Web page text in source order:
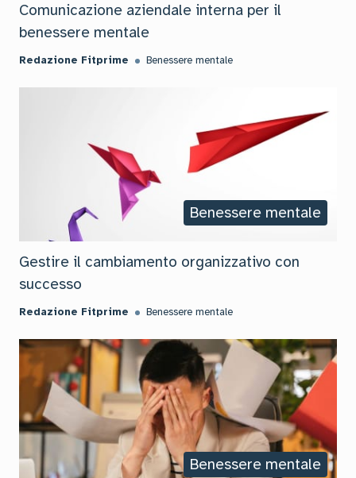
Comunicazione aziendale interna per il
benessere mentale
Redazione Fitprime Benessere mentale
Benessere mentale
Gestire il cambiamento organizzativo con
successo
Redazione Fitprime Benessere mentale
Benessere mentale